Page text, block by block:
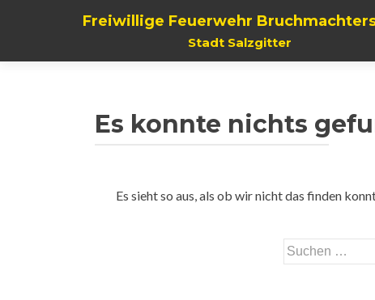
Freiwillige Feuerwehr
Stadt Salzgitter
Es konnte nichts
Es sieht so aus, als ob wir nicht das finden
Suchen
nach: